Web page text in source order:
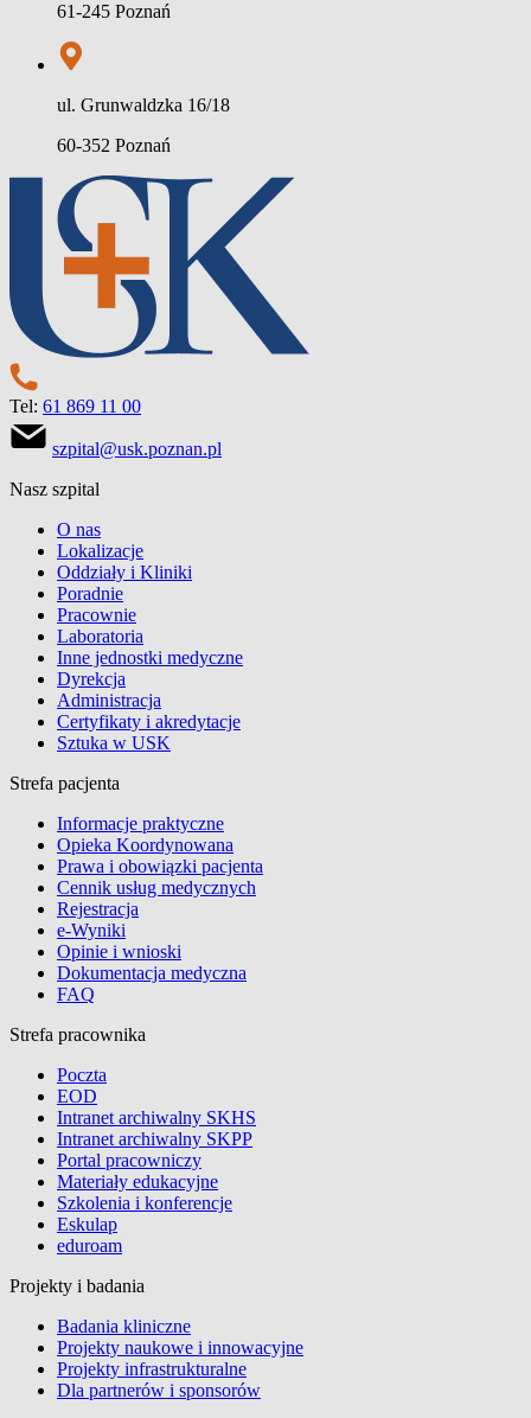
61-245 Poznań
ul. Grunwaldzka 16/18
60-352 Poznań
Tel: 61 869 11 00
szpital@usk.poznan.pl
Nasz szpital
O nas
Lokalizacje
Oddziały i Kliniki
Poradnie
Pracownie
Laboratoria
Inne jednostki medyczne
Dyrekcja
Administracja
Certyfikaty i akredytacje
Sztuka w USK
Strefa pacjenta
Informacje praktyczne
Opieka Koordynowana
Prawa i obowiązki pacjenta
Cennik usług medycznych
Rejestracja
e-Wyniki
Opinie i wnioski
Dokumentacja medyczna
FAQ
Strefa pracownika
Poczta
EOD
Intranet archiwalny SKHS
Intranet archiwalny SKPP
Portal pracowniczy
Materiały edukacyjne
Szkolenia i konferencje
Eskulap
eduroam
Projekty i badania
Badania kliniczne
Projekty naukowe i innowacyjne
Projekty infrastrukturalne
Dla partnerów i sponsorów